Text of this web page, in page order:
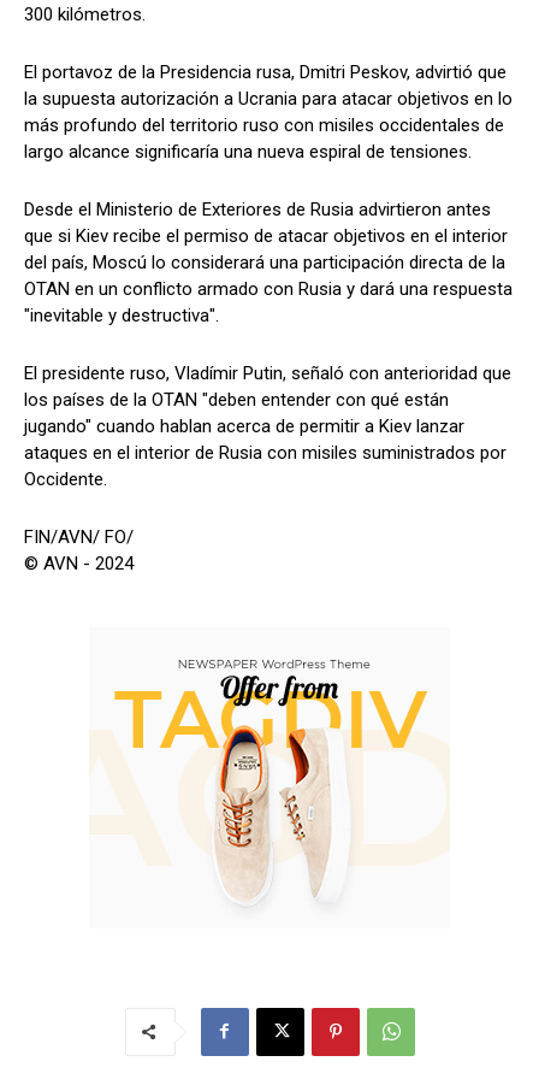
300 kilómetros.
El portavoz de la Presidencia rusa, Dmitri Peskov, advirtió que
la supuesta autorización a Ucrania para atacar objetivos en lo
más profundo del territorio ruso con misiles occidentales de
largo alcance significaría una nueva espiral de tensiones.
Desde el Ministerio de Exteriores de Rusia advirtieron antes
que si Kiev recibe el permiso de atacar objetivos en el interior
del país, Moscú lo considerará una participación directa de la
OTAN en un conflicto armado con Rusia y dará una respuesta
"inevitable y destructiva".
El presidente ruso, Vladímir Putin, señaló con anterioridad que
los países de la OTAN "deben entender con qué están
jugando" cuando hablan acerca de permitir a Kiev lanzar
ataques en el interior de Rusia con misiles suministrados por
Occidente.
FIN/AVN/ FO/
© AVN - 2024